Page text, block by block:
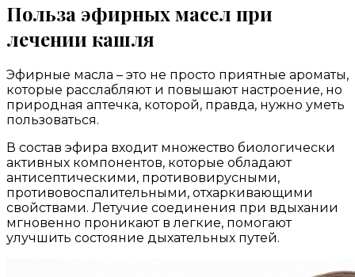
Польза эфирных масел при
лечении кашля
Эфирные масла – это не просто приятные ароматы,
которые расслабляют и повышают настроение, но
природная аптечка, которой, правда, нужно уметь
пользоваться.
В состав эфира входит множество биологически
активных компонентов, которые обладают
антисептическими, противовирусными,
противовоспалительными, отхаркивающими
свойствами. Летучие соединения при вдыхании
мгновенно проникают в легкие, помогают
улучшить состояние дыхательных путей.